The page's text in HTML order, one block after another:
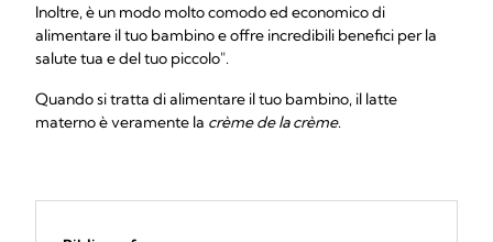
Inoltre, è un modo molto comodo ed economico di
alimentare il tuo bambino e offre incredibili benefici per la
salute tua e del tuo piccolo".
Quando si tratta di alimentare il tuo bambino, il latte
materno è veramente la crème de la crème.